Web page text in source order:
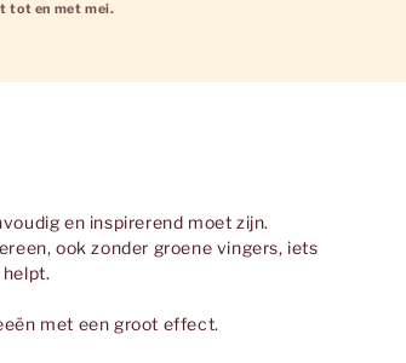
tot en met mei.
en inspirerend moet zijn.
ook zonder groene vingers, iets
met een groot effect.